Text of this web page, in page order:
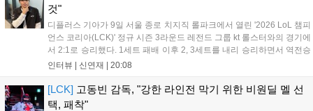
것"
디플러스 기아가 9일 서울 종로 치지직 롤파크에서 열린 '2026 LoL 챔피
언스 코리아(LCK)' 정규 시즌 3라운드 레전드 그룹 kt 롤스터와의 경기에
서 2:1로 승리했다. 1세트 패배 이후 2, 3세트를 내리 승리하면서 역전승
을 거뒀다. 14승을 달성한 디플러스 기아는 4위 kt 롤스터를 1승 차이로
인터뷰 | 신연재 | 20:08
[LCK] 고동빈 감독, "강한 라인전 막기 위한 비원딜 멜 선
택, 패착"